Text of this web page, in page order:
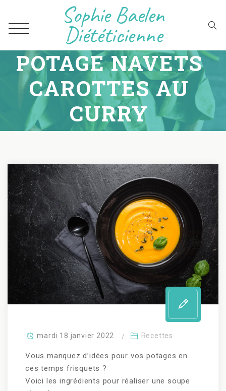
Sophie Baelen
Diététicienne
POTAGE NAVETS
CAROTTES AU
CURRY
mardi 18 janvier 2022 Recettes
Vous manquez d’idées pour vos potages en
ces temps frisquets ?
Voici les ingrédients pour réaliser une soupe